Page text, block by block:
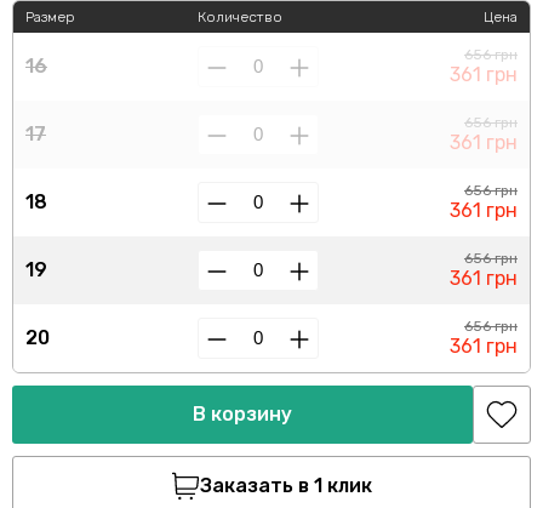
Размер
16
17
18
19
20
Количество Цена
656 грн
361 грн
656 грн
361 грн
656 грн
361 грн
656 грн
361 грн
656 грн
361 грн
В корзину
Заказать в 1 клик